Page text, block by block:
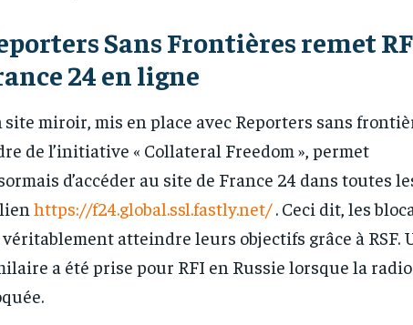
and you
RECOMMENDED
/ year
news and articles for a whole year.
By
every
and you
RECOMMENDED
/ year
news and articles for a whole year.
By
every
Sans Frontières remet
24 en ligne
site miroir, mis en place avec Reporters sans
de l’initiative « Collateral Freedom », permet
d’accéder au site de France 24 dans toutes
https://f24.global.ssl.fastly.net/. Ceci dit, les
atteindre leurs objectifs grâce à RSF.
a été prise pour RFI en Russie lorsque la